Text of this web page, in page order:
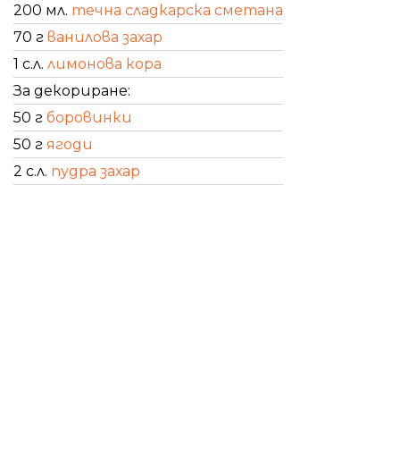
200 мл. течна сладкарска сметана
70 г ванилова захар
1 с.л. лимонова кора
За декориране:
50 г боровинки
50 г ягоди
2 с.л. пудра захар